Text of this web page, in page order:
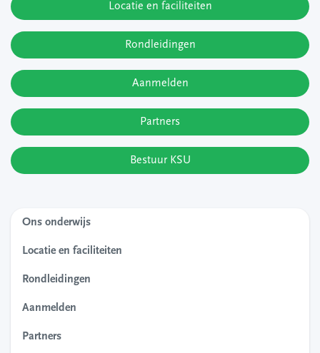
Locatie en faciliteiten
Rondleidingen
Aanmelden
Partners
Bestuur KSU
Ons onderwijs
Locatie en faciliteiten
Rondleidingen
Aanmelden
Partners